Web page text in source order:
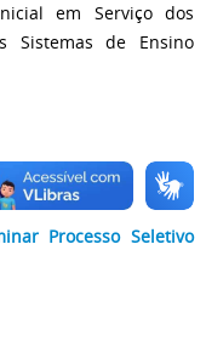
em Serviço dos
Sistemas de Ensino
Processo Seletivo